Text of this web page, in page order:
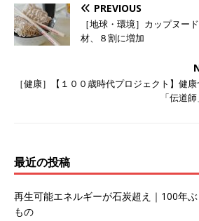
PREVIOUS
［地球・環境］カップヌ
材、８割に増加
［健康］【１００歳時代プロジェクト】健
「伝道
最近の投稿
再生可能エネルギーが石炭超え｜100年
もの